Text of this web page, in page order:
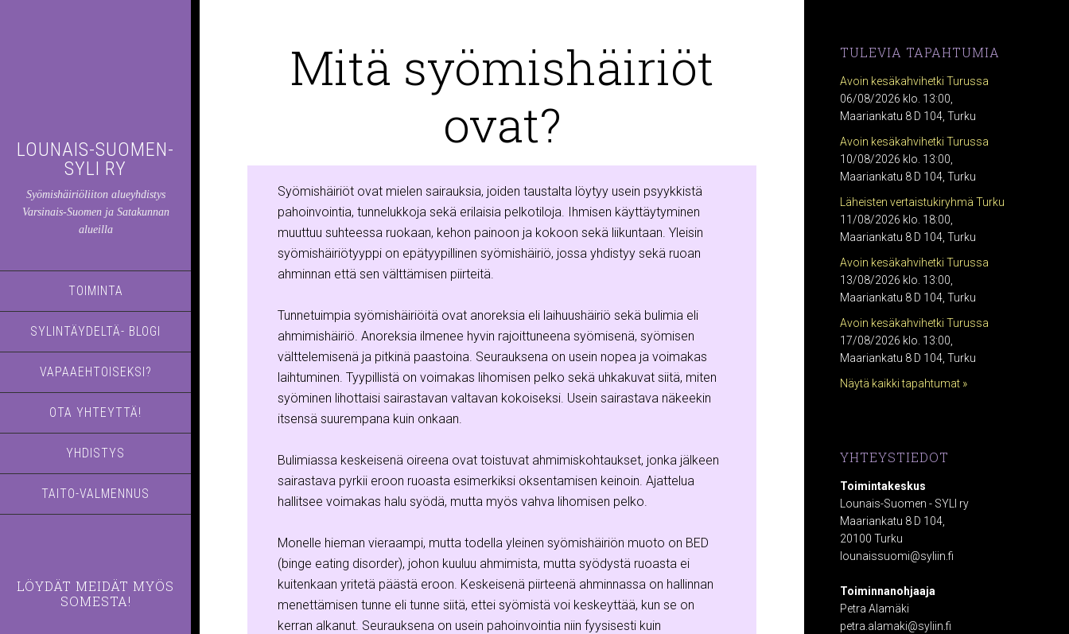
LOUNAIS-SUOMEN-
SYLI RY
Syömishäiriöliiton alueyhdistys
Varsinais-Suomen ja Satakunnan
alueilla
TOIMINTA
SYLINTÄYDELTÄ- BLOGI
VAPAAEHTOISEKSI?
OTA YHTEYTTÄ!
YHDISTYS
TAITO-VALMENNUS
LÖYDÄT MEIDÄT MYÖS
SOMESTA!
Mitä syömishäiriöt
ovat?
Syömishäiriöt ovat mielen sairauksia, joiden taustalta löytyy usein psyykkistä
pahoinvointia, tunnelukkoja sekä erilaisia pelkotiloja. Ihmisen käyttäytyminen
muuttuu suhteessa ruokaan, kehon painoon ja kokoon sekä liikuntaan. Yleisin
syömishäiriötyyppi on epätyypillinen syömishäiriö, jossa yhdistyy sekä ruoan
ahminnan että sen välttämisen piirteitä.
Tunnetuimpia syömishäiriöitä ovat anoreksia eli laihuushäiriö sekä bulimia eli
ahmimishäiriö. Anoreksia ilmenee hyvin rajoittuneena syömisenä, syömisen
välttelemisenä ja pitkinä paastoina. Seurauksena on usein nopea ja voimakas
laihtuminen. Tyypillistä on voimakas lihomisen pelko sekä uhkakuvat siitä, miten
syöminen lihottaisi sairastavan valtavan kokoiseksi. Usein sairastava näkeekin
itsensä suurempana kuin onkaan.
Bulimiassa keskeisenä oireena ovat toistuvat ahmimiskohtaukset, jonka jälkeen
sairastava pyrkii eroon ruoasta esimerkiksi oksentamisen keinoin. Ajattelua
hallitsee voimakas halu syödä, mutta myös vahva lihomisen pelko.
Monelle hieman vieraampi, mutta todella yleinen syömishäiriön muoto on BED
(binge eating disorder), johon kuuluu ahmimista, mutta syödystä ruoasta ei
kuitenkaan yritetä päästä eroon. Keskeisenä piirteenä ahminnassa on hallinnan
menettämisen tunne eli tunne siitä, ettei syömistä voi keskeyttää, kun se on
kerran alkanut. Seurauksena on usein pahoinvointia niin fyysisesti kuin
TULEVIA TAPAHTUMIA
Avoin kesäkahvihetki Turussa
06/08/2026 klo. 13:00,
Maariankatu 8 D 104, Turku
Avoin kesäkahvihetki Turussa
10/08/2026 klo. 13:00,
Maariankatu 8 D 104, Turku
Läheisten vertaistukiryhmä Turku
11/08/2026 klo. 18:00,
Maariankatu 8 D 104, Turku
Avoin kesäkahvihetki Turussa
13/08/2026 klo. 13:00,
Maariankatu 8 D 104, Turku
Avoin kesäkahvihetki Turussa
17/08/2026 klo. 13:00,
Maariankatu 8 D 104, Turku
Näytä kaikki tapahtumat »
YHTEYSTIEDOT
Toimintakeskus
Lounais-Suomen - SYLI ry
Maariankatu 8 D 104,
20100 Turku
lounaissuomi@syliin.fi
Toiminnanohjaaja
Petra Alamäki
petra.alamaki@syliin.fi